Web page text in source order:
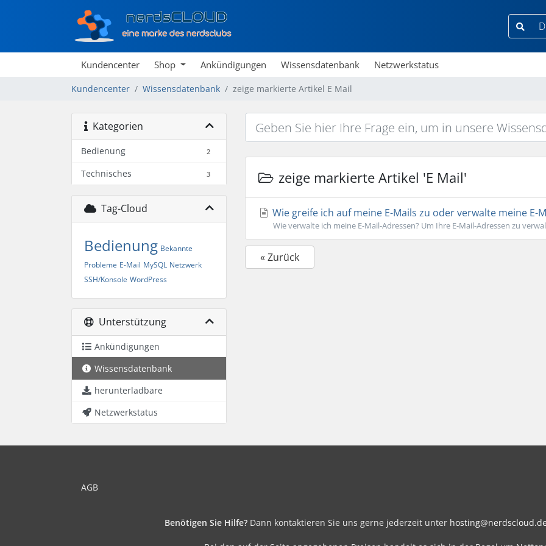
Kundencenter Shop Ankündigungen Wissensdatenbank Netzwerkstatus
Kundencenter Wissensdatenbank zeige markierte Artikel E Mail
Kategorien
Bedienung 2
Technisches 3
Tag-Cloud
Bedienung Bekannte
Probleme E-Mail MySQL Netzwerk
SSH/Konsole WordPress
Unterstützung
Ankündigungen
Wissensdatenbank
herunterladbare
Netzwerkstatus
zeige markierte Artikel 'E Mail'
Wie greife ich auf meine E-Mails zu oder verwalte meine E-
Wie verwalte ich meine E-Mail-Adressen? Um Ihre E-Mail-Adressen zu
« Zurück
AGB
Benötigen Sie Hilfe? Dann kontaktieren Sie uns gerne jederzeit unter hosting@nerdscloud.de